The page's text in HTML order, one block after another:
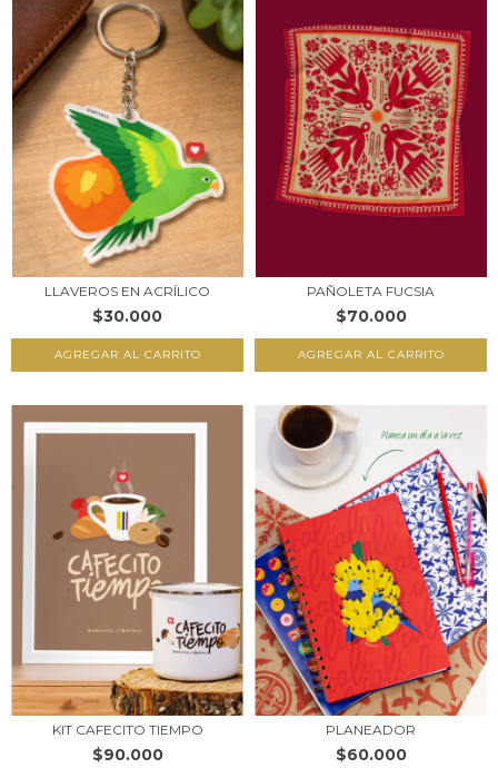
LLAVEROS EN ACRÍLICO
$30.000
AGREGAR AL CARRITO
PAÑOLETA FUCSIA
$70.000
KIT CAFECITO TIEMPO
$90.000
PLANEADOR
$60.000